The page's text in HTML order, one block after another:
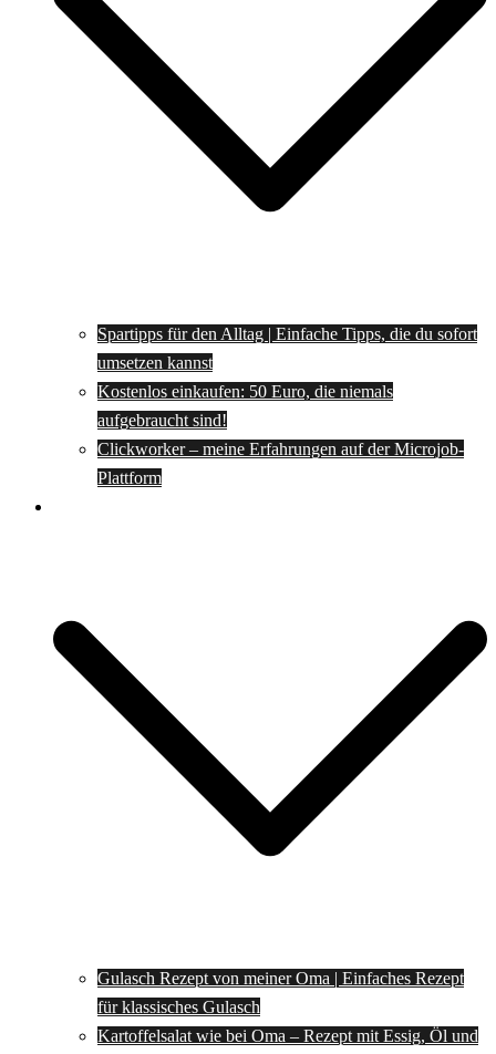
Spartipps für den Alltag | Einfache Tipps, die du sofort
umsetzen kannst
Kostenlos einkaufen: 50 Euro, die niemals
aufgebraucht sind!
Clickworker – meine Erfahrungen auf der Microjob-
Plattform
Gulasch Rezept von meiner Oma | Einfaches Rezept
für klassisches Gulasch
Kartoffelsalat wie bei Oma – Rezept mit Essig, Öl und